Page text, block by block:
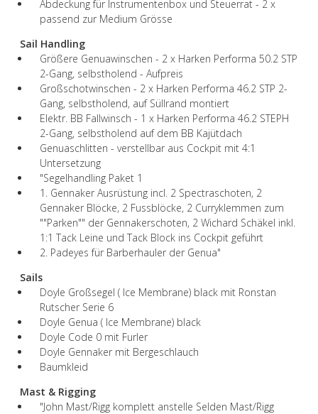
Abdeckung für Instrumentenbox und Steuerrat - 2 x
passend zur Medium Grösse
Sail Handling
Größere Genuawinschen - 2 x Harken Performa 50.2 STP
2-Gang, selbstholend - Aufpreis
Großschotwinschen - 2 x Harken Performa 46.2 STP 2-
Gang, selbstholend, auf Süllrand montiert
Elektr. BB Fallwinsch - 1 x Harken Performa 46.2 STEPH
2-Gang, selbstholend auf dem BB Kajütdach
Genuaschlitten - verstellbar aus Cockpit mit 4:1
Untersetzung
"Segelhandling Paket 1
1. Gennaker Ausrüstung incl. 2 Spectraschoten, 2
Gennaker Blöcke, 2 Fussblöcke, 2 Curryklemmen zum
""Parken"" der Gennakerschoten, 2 Wichard Schäkel inkl.
1:1 Tack Leine und Tack Block ins Cockpit geführt
2. Padeyes für Barberhauler der Genua"
Sails
Doyle Großsegel ( Ice Membrane) black mit Ronstan
Rutscher Serie 6
Doyle Genua ( Ice Membrane) black
Doyle Code 0 mit Furler
Doyle Gennaker mit Bergeschlauch
Baumkleid
Mast & Rigging
"John Mast/Rigg komplett anstelle Selden Mast/Rigg